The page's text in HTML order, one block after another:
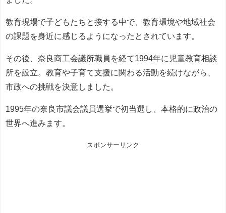
教育現場で子どもたちと接する中で、教育環境や地域社会
の課題を身近に感じるようになったとされています。
その後、奈良商工会議所職員を経て1994年に児童教育相談
所を設立。教育や子育て支援に関わる活動を続けながら、
市政への挑戦を決意しました。
1995年の奈良市議会議員選挙で初当選し、本格的に政治の
世界へ進みます。
スポンサーリンク